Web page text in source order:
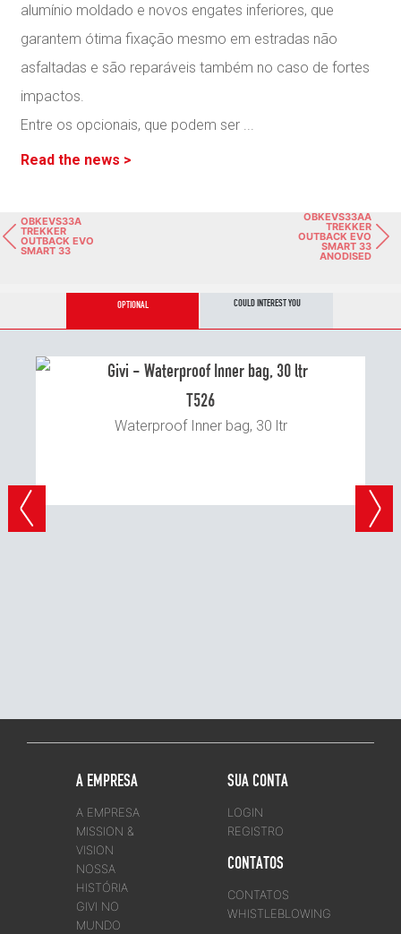
alumínio moldado e novos engates inferiores, que
garantem ótima fixação mesmo em estradas não
asfaltadas e são reparáveis também no caso de fortes
impactos.
Entre os opcionais, que podem ser ...
Read the news >
OBKEVS33A
TREKKER
OUTBACK EVO
SMART 33
OBKEVS33AA
TREKKER
OUTBACK EVO
SMART 33
ANODISED
OPTIONAL COULD INTEREST YOU
T526
Waterproof Inner bag, 30 ltr
A EMPRESA
A EMPRESA
MISSION &
VISION
NOSSA
HISTÓRIA
GIVI NO
MUNDO
SUA CONTA
LOGIN
REGISTRO
CONTATOS
CONTATOS
WHISTLEBLOWING